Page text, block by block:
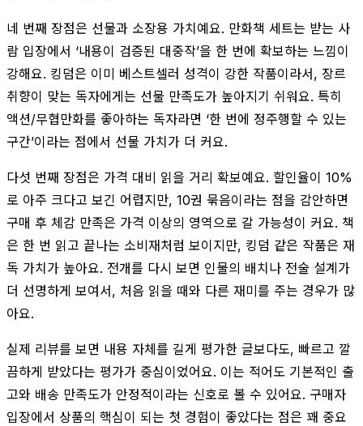
네 번째 장점은 선물과 소장용 가치예요. 만화책 세트는 받는 사
람 입장에서 ‘내용이 검증된 대중작’을 한 번에 확보하는 느낌이
강해요. 킹덤은 이미 베스트셀러 성격이 강한 작품이라서, 장르
취향이 맞는 독자에게는 선물 만족도가 높아지기 쉬워요. 특히
액션/무협만화를 좋아하는 독자라면 ‘한 번에 정주행할 수 있는
구간’이라는 점에서 선물 가치가 더 커요.
다섯 번째 장점은 가격 대비 읽을 거리 확보예요. 할인율이 10%
로 아주 크다고 보긴 어렵지만, 10권 묶음이라는 점을 감안하면
구매 후 체감 만족은 가격 이상의 영역으로 갈 가능성이 커요. 책
은 한 번 읽고 끝나는 소비재처럼 보이지만, 킹덤 같은 작품은 재
독 가치가 높아요. 전개를 다시 보면 인물의 배치나 전술 설계가
더 선명하게 보여서, 처음 읽을 때와 다른 재미를 주는 경우가 많
아요.
실제 리뷰를 보면 내용 자체를 길게 평가한 글보다도, 빠르고 깔
끔하게 받았다는 평가가 중심이었어요. 이는 적어도 기본적인 출
고와 배송 만족도가 안정적이라는 신호로 볼 수 있어요. 구매자
입장에서 상품의 핵심이 되는 첫 경험이 좋았다는 점은 꽤 중요